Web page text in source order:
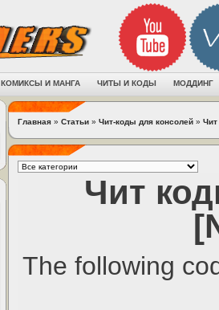
КОМИКСЫ И МАНГА ЧИТЫ И КОДЫ МОДДИНГ
Главная » Статьи » Чит-коды для консолей » Чит
Чит
The following